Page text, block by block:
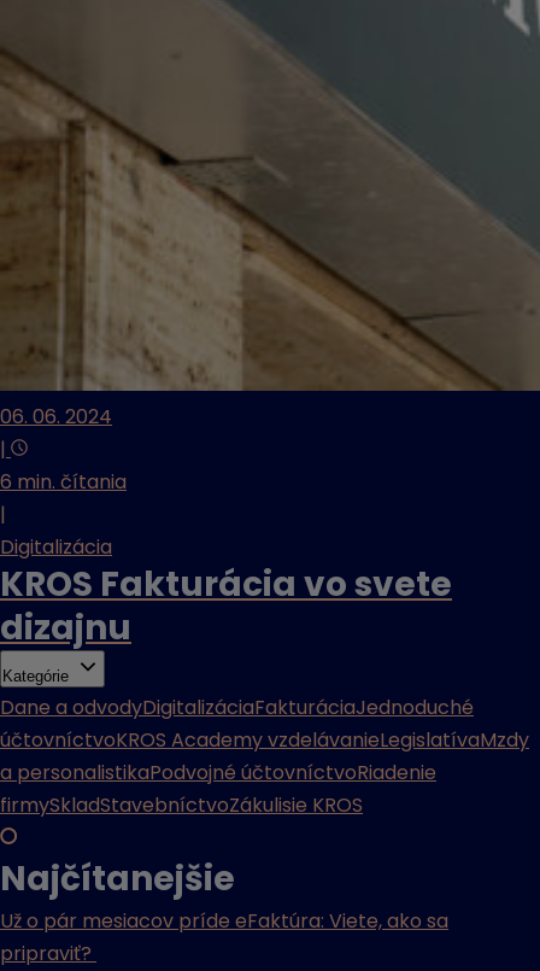
06. 06. 2024
|
6 min. čítania
|
Digitalizácia
KROS Fakturácia vo svete
dizajnu
Kategórie
Dane a odvodyDigitalizáciaFakturáciaJednoduché
účtovníctvoKROS Academy vzdelávanieLegislatívaMzdy
a personalistikaPodvojné účtovníctvoRiadenie
firmySkladStavebníctvoZákulisie KROS
Najčítanejšie
Už o pár mesiacov príde eFaktúra: Viete, ako sa
pripraviť?